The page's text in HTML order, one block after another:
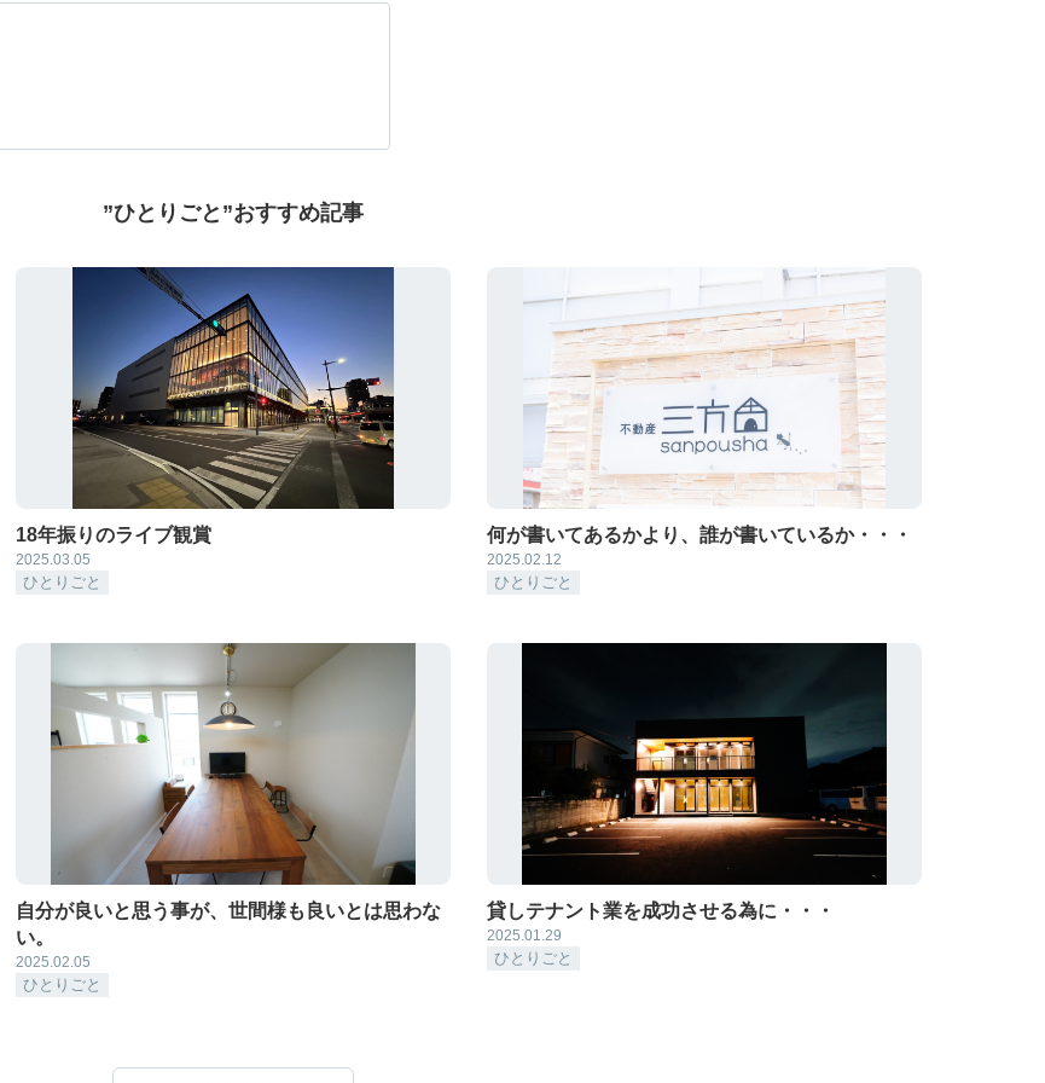
”ひとりごと”おすすめ記事
18年振りのライブ観賞
2025.03.05
ひとりごと
何が書いてあるかより、誰が書いているか・・・
2025.02.12
ひとりごと
自分が良いと思う事が、世間様も良いとは思わな
い。
2025.02.05
ひとりごと
貸しテナント業を成功させる為に・・・
2025.01.29
ひとりごと